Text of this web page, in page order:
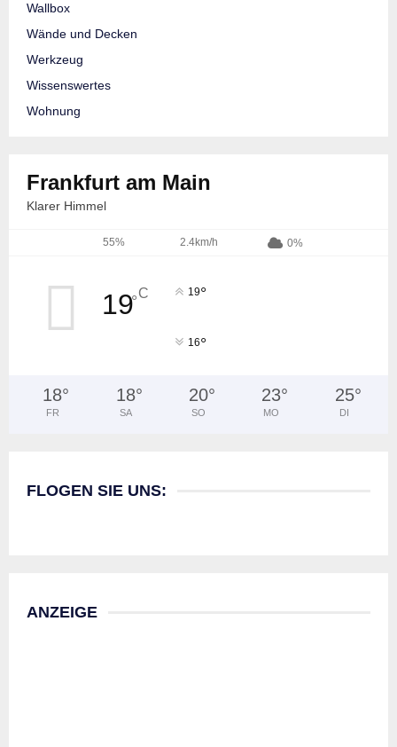
Wallbox
Wände und Decken
Werkzeug
Wissenswertes
Wohnung
Frankfurt am Main
Klarer Himmel
55% 2.4km/h 0%
19°C 19°
16°
18°
FR
18°
SA
20°
SO
23°
MO
25°
DI
FLOGEN SIE UNS:
ANZEIGE